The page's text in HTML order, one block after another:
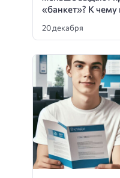
«банкет»? К чему
20 декабря